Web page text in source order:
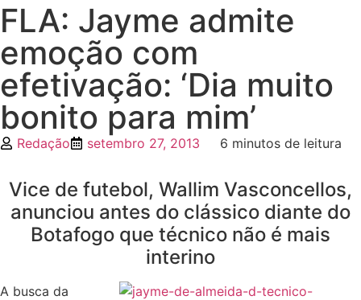
FLA: Jayme admite
emoção com
efetivação: ‘Dia muito
bonito para mim’
Redação setembro 27, 2013 6 minutos de leitura
Vice de futebol, Wallim Vasconcellos,
anunciou antes do clássico diante do
Botafogo que técnico não é mais
interino
A busca da